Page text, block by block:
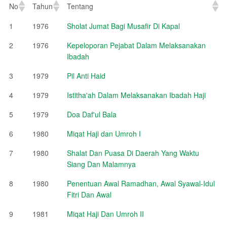
No Tahun
Tentang
No
Tahun Tentang
1 1976
Sholat Jumat Bagi Musafir Di Kapal
2
1976
Kepeloporan Pejabat Dalam Melaksanakan
Ibadah
3
1979
Pil Anti Haid
4
1979
Istitha'ah Dalam Melaksanakan Ibadah Haji
5
1979
Doa Daf'ul Bala
6
1980
Miqat Haji dan Umroh I
7
1980
Shalat Dan Puasa Di Daerah Yang Waktu
Siang Dan Malamnya
8
1980
Penentuan Awal Ramadhan, Awal Syawal-Idul
Fitri Dan Awal
9
1981
Miqat Haji Dan Umroh II